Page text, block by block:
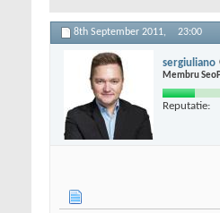
8th September 2011, 23:00
sergiuliano
Membru
Reputatie: